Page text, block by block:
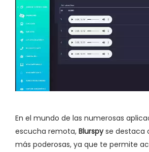
En el mundo de las numerosas
escucha remota, Blurspyse destaca
más poderosas, ya que te permite